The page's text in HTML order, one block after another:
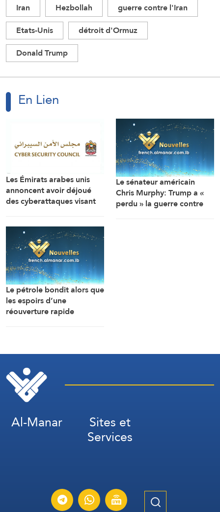
Iran
Hezbollah
guerre contre l'Iran
Etats-Unis
détroit d'Ormuz
Donald Trump
En Lien
Les Émirats arabes unis
annoncent avoir déjoué
des cyberattaques visant
Le sénateur américain
Chris Murphy: Trump a «
perdu » la guerre contre
Le pétrole bondit alors que
les espoirs d’une
réouverture rapide
Al-Manar Sites et
Services